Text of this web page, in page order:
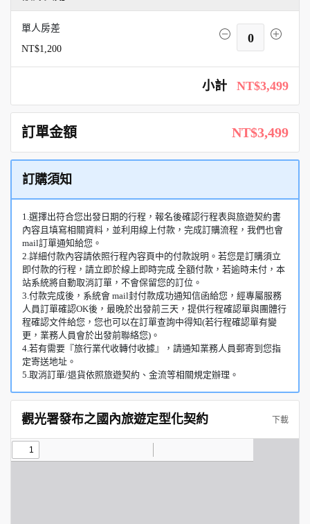
單人房差
NT$1,200
0
小計 NT$3,499
訂單金額 NT$3,499
訂購須知
1.選擇出符合您出發日期的行程，報名後確認行程表與旅遊契約書
內容且填寫相關資料，並利用線上付款，完成訂購流程，我們也會
mail訂單通知給您。
2.詳細付款內容請依照行程內容頁中的付款說明。若您是訂購須立
即付款的行程，請立即於線上即時完成 全額付款，若逾時未付，本
站系統將自動取消訂單，不會保留您的訂位。
3.付款完成後，系統會 mail封付款成功通知信函給您，經專屬服務
人員訂單確認OK後，最晚於出發前三天，提供行程確認單與團體行
程確認文件給您，您也可以在訂單查詢中得知(若行程確認單有變
更，業務人員會於出發前聯絡您)。
4.若有需要『旅行業代收轉付收據』，請通知業務人員郵寄到您指
定寄送地址。
5.取消訂單/退貨依照旅遊契約、金流等相關規定辦理。
觀光署發布之國內旅遊定型化契約 下載